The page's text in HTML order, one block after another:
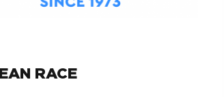
RACE